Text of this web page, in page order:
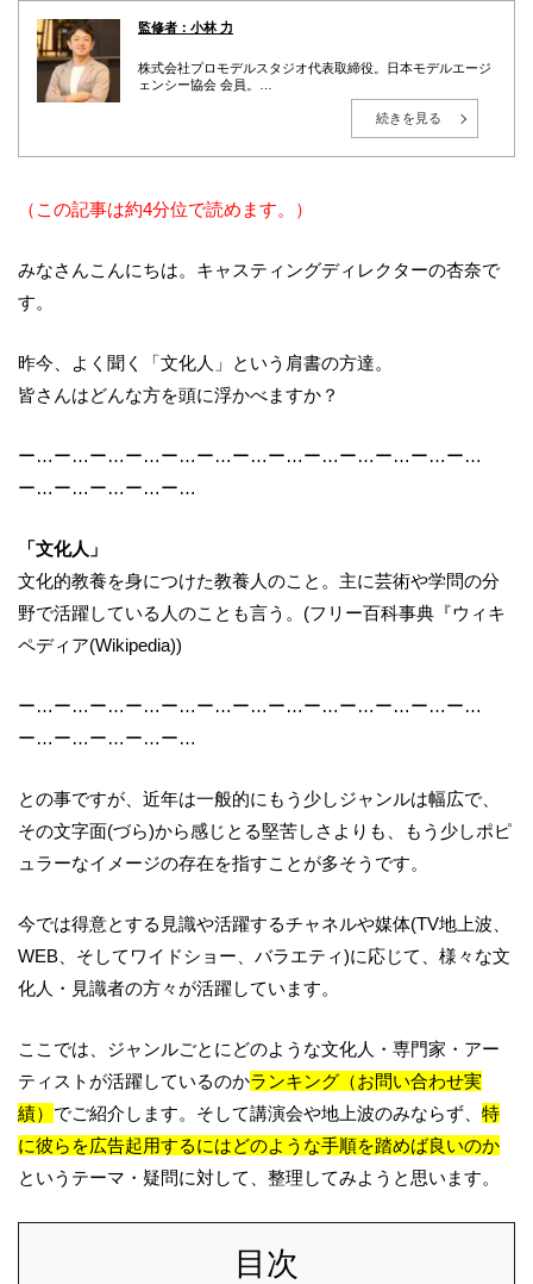
監修者：小林 力
株式会社プロモデルスタジオ代表取締役。日本モデルエージ
ェンシー協会 会員。
東京都世田谷区出身。1999年、株式会社インテック（現：
TISインテックグループ）入社後、広告・エンターテインメ
ント業界へ転身。2010年に株式会社プロモデルスタジオを創
選・紹介に留めず、企業の目的・ターゲット・予算に応じ
た“成果につながる戦略設計”から、撮影・イベント当日の進
を監督。多数案件から得られる実務データをもとに、相場
感・成功パターン・リスク管理のナレッジ化を推進してい
続きを見る
（この記事は約4分位で読めます。）
みなさんこんにちは。キャスティングディレクターの杏奈で
す。
昨今、よく聞く「文化人」という肩書の方達。
皆さんはどんな方を頭に浮かべますか？
ー…ー…ー…ー…ー…ー…ー…ー…ー…ー…ー…ー…ー…
ー…ー…ー…ー…ー…
「文化人」
文化的教養を身につけた教養人のこと。主に芸術や学問の分
野で活躍している人のことも言う。 (フリー百科事典『ウィキ
ペディア(Wikipedia))
ー…ー…ー…ー…ー…ー…ー…ー…ー…ー…ー…ー…ー…
ー…ー…ー…ー…ー…
との事ですが、近年は一般的にもう少しジャンルは幅広で、
その文字面(づら)から感じとる堅苦しさよりも、
もう少しポピ
ュラーなイメージの存在を指すことが多そうです。
今では得意とする見識や活躍するチャネルや媒体(TV地上波、
WEB 、そしてワイドショー、バラエティ)に応じて、 様々な文
化人・見識者の方々が活躍しています。
ここでは、ジャンルごとにどのような文化人・専門家・アー
ティストが活躍しているのかランキング（お問い合わせ実
績） でご紹介します。そして講演会や地上波のみならず、 特
に彼らを広告起用するにはどのような手順を踏めば良いのか
というテーマ・疑問に対して、整理してみようと思います。
目次